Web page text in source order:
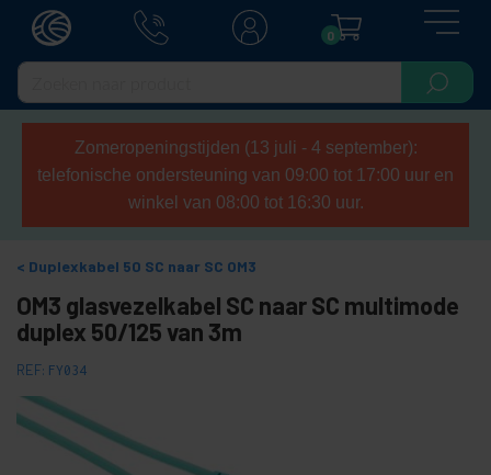
0
Zomeropeningstijden (13 juli - 4 september):
telefonische ondersteuning van 09:00 tot 17:00 uur en
winkel van 08:00 tot 16:30 uur.
Duplexkabel 50 SC naar SC OM3
OM3 glasvezelkabel SC naar SC multimode
duplex 50/125 van 3m
REF: FY034